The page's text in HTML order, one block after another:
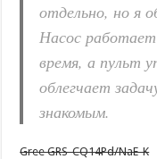
отдельно, но я
Насос
время, а пульт
облегчает
знакомым.
Gree GRS-CQ14Pd/NaE-K